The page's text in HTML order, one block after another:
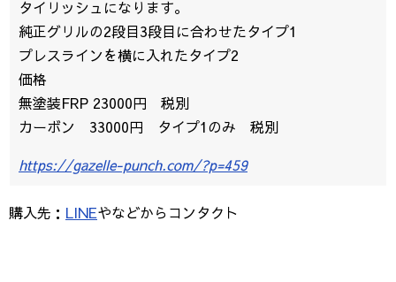
タイリッシュになります。
純正グリルの2段目3段目に合わせたタイプ1
プレスラインを横に入れたタイプ2
価格
無塗装FRP 23000円 税別
カーボン 33000円 タイプ1のみ 税別
https://gazelle-punch.com/?p=459
購入先： LINEやなどからコンタクト